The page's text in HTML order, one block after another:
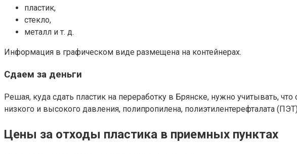
пластик,
стекло,
металл и т. д.
Информация в графическом виде размещена на контейнерах.
Сдаем за деньги
Решая, куда сдать пластик на переработку в Брянске, нужно учитывать,
низкого и высокого давления, полипропилена, полиэтилентерефталата
Цены за отходы пластика в приемных пунктах